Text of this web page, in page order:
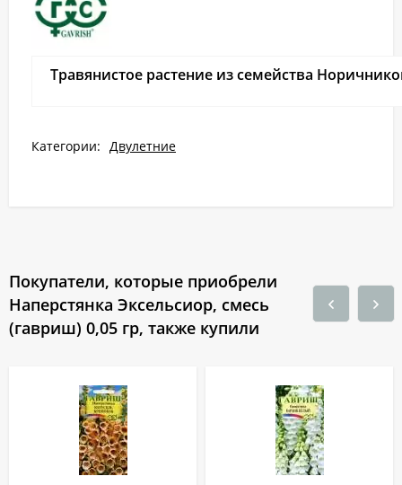
Травянистое растение из семейства
Категории: Двулетние
Покупатели, которые приобрели
Наперстянка Эксельсиор, смесь
(гавриш) 0,05 гр, также купили